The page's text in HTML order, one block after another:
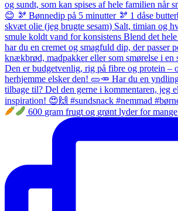
600 gram frugt og grønt lyder for mange